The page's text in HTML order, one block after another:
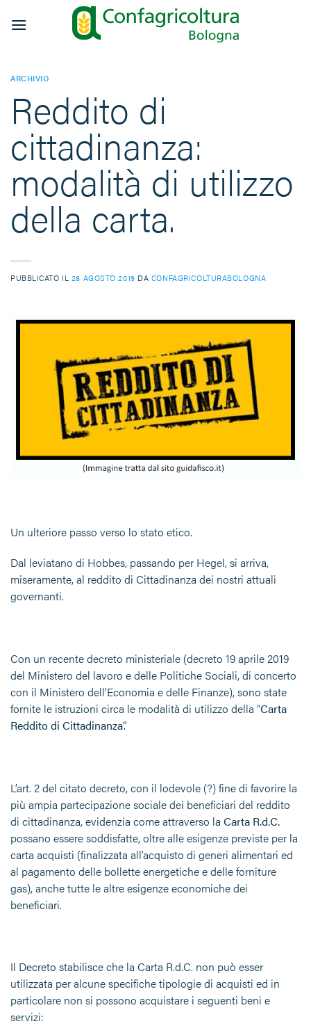
ARCHIVIO
Reddito di
cittadinanza:
modalità di utilizzo
della carta.
PUBBLICATO IL 28 AGOSTO 2019 DA CONFAGRICOLTURABOLOGNA
Un ulteriore passo verso lo stato etico.
Dal leviatano di Hobbes, passando per Hegel, si arriva,
miseramente, al reddito di Cittadinanza dei nostri attuali
governanti.
Con un recente decreto ministeriale (decreto 19 aprile 2019
del Ministero del lavoro e delle Politiche Sociali, di concerto
con il Ministero dell’Economia e delle Finanze), sono state
fornite le istruzioni circa le modalità di utilizzo della “Carta
Reddito di Cittadinanza”.
L’art. 2 del citato decreto, con il lodevole (?) fine di favorire la
più ampia partecipazione sociale dei beneficiari del reddito
di cittadinanza, evidenzia come attraverso la Carta R.d.C.
possano essere soddisfatte, oltre alle esigenze previste per la
carta acquisti (finalizzata all’acquisto di generi alimentari ed
al pagamento delle bollette energetiche e delle forniture
gas), anche tutte le altre esigenze economiche dei
beneficiari.
Il Decreto stabilisce che la Carta R.d.C. non può esser
utilizzata per alcune specifiche tipologie di acquisti ed in
particolare non si possono acquistare i seguenti beni e
servizi: